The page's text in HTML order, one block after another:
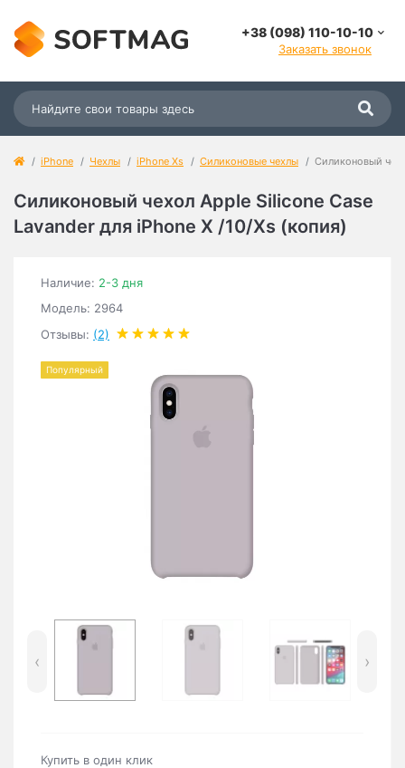
+38 (098) 110-10-10
Заказать звонок
iPhone Чехлы iPhone Xs Силиконовые чехлы Силиконовый
Силиконовый чехол Apple Silicone Case
Lavander для iPhone X /10/Xs (копия)
Наличие: 2-3 дня
Модель: 2964
Отзывы: (2)
Популярный
‹ ›
Купить в один клик